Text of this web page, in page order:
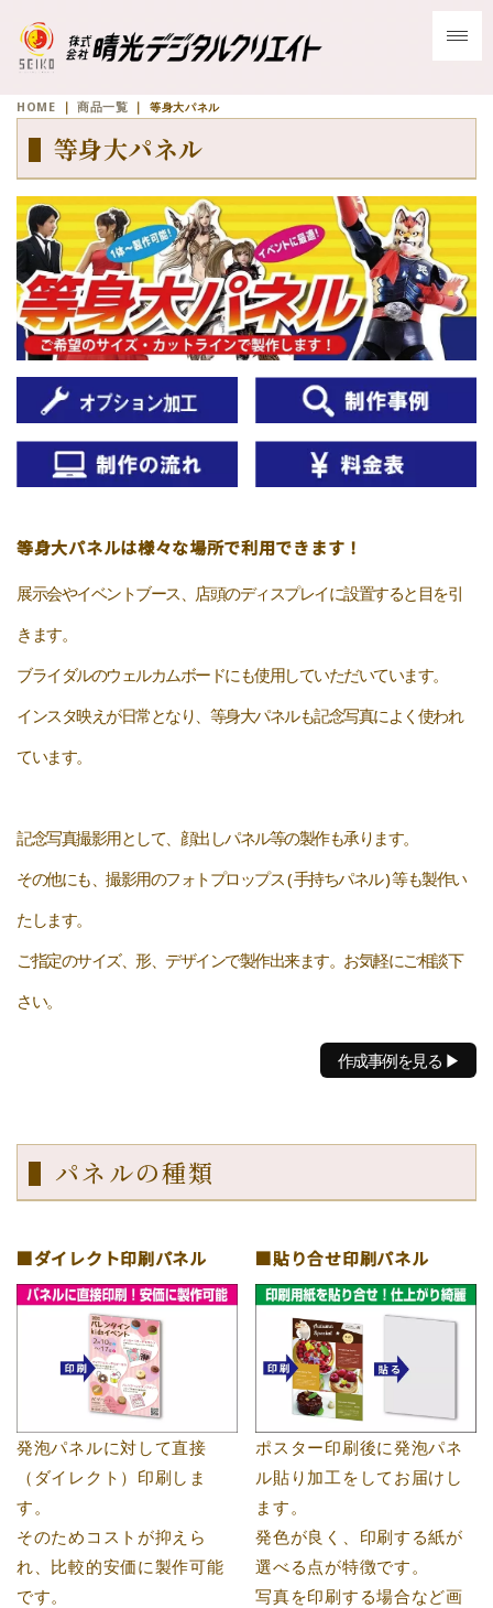
HOME ｜ 商品一覧 ｜ 等身大パネル
▌等身大パネル
等身大パネルは様々な場所で利用できます！
展示会やイベントブース、店頭のディスプレイに設置すると目を引
きます。
ブライダルのウェルカムボードにも使用していただいています。
インスタ映えが日常となり、等身大パネルも記念写真によく使われ
ています。
記念写真撮影用として、顔出しパネル等の製作も承ります。
その他にも、撮影用のフォトプロップス ( 手持ちパネル ) 等も製作い
たします。
ご指定のサイズ、形、デザインで製作出来ます。お気軽にご相談下
さい。
作成事例を見る ▶
▌パネルの種類
■ダイレクト印刷パネル
発泡パネルに対して直接
（ダイレクト）印刷しま
す。
そのためコストが抑えら
れ、比較的安価に製作可能
です。
■貼り合せ印刷パネル
ポスター印刷後に発泡パネ
ル貼り加工をしてお届けし
ます。
発色が良く、印刷する紙が
選べる点が特徴です。
写真を印刷する場合など画